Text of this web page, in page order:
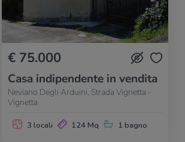
€ 75.000
Casa indipendente in vendita
Neviano Degli Arduini, Strada Vignetta -
Vignetta
3 locali 124 Mq 1 bagno